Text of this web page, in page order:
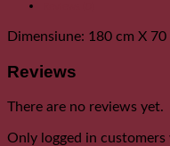
Dimensiune: 180 cm X 70
Reviews
There are no reviews yet.
Only logged in